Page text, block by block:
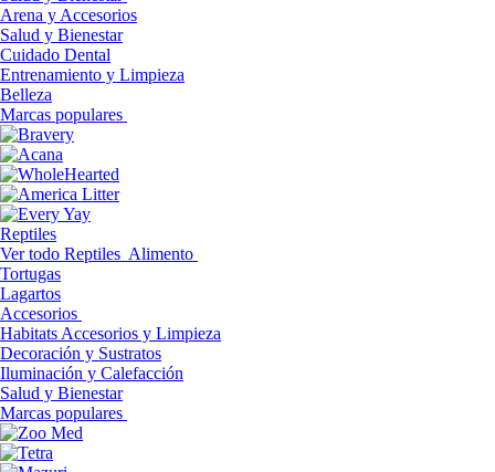
Arena y Accesorios
Salud y Bienestar
Cuidado Dental
Entrenamiento y Limpieza
Belleza
Marcas populares
Reptiles
Ver todo Reptiles Alimento
Tortugas
Lagartos
Accesorios
Habitats Accesorios y Limpieza
Decoración y Sustratos
Iluminación y Calefacción
Salud y Bienestar
Marcas populares